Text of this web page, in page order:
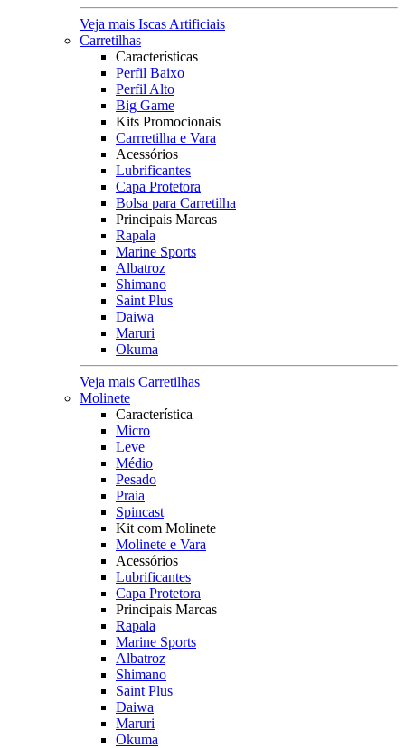
Veja mais Iscas Artificiais
Carretilhas
Características
Perfil Baixo
Perfil Alto
Big Game
Kits Promocionais
Carrretilha e Vara
Acessórios
Lubrificantes
Capa Protetora
Bolsa para Carretilha
Principais Marcas
Rapala
Marine Sports
Albatroz
Shimano
Saint Plus
Daiwa
Maruri
Okuma
Veja mais Carretilhas
Molinete
Característica
Micro
Leve
Médio
Pesado
Praia
Spincast
Kit com Molinete
Molinete e Vara
Acessórios
Lubrificantes
Capa Protetora
Principais Marcas
Rapala
Marine Sports
Albatroz
Shimano
Saint Plus
Daiwa
Maruri
Okuma